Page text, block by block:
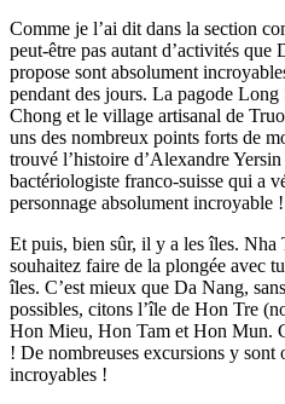
Comme je l’ai dit dans la section
peut-être pas autant d’activités que
propose sont absolument
pendant des jours. La pagode
Chong et le village artisanal de
uns des nombreux points forts de
trouvé l’histoire d’Alexandre
bactériologiste franco-suisse qui a
personnage absolument incroyable !
Et puis, bien sûr, il y a les îles. Nha
souhaitez faire de la plongée avec
îles. C’est mieux que Da Nang,
possibles, citons l’île de Hon Tre
Hon Mieu, Hon Tam et Hon Mun.
! De nombreuses excursions y sont
incroyables !